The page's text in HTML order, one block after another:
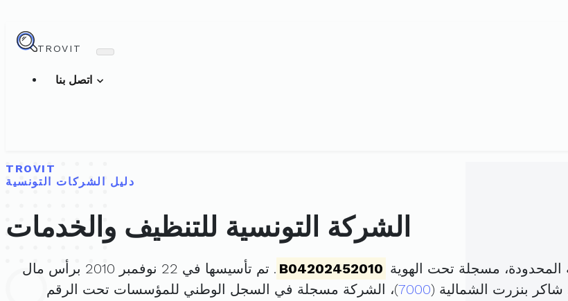
TROVIT
TROVIT
دليل الشركات التونسية
الشركة التونسية للتنظيف والخدمات
مسجلة تحت الهوية B04202452010
. تم تأسيسها في 22 نوفمبر 2010 برأس مال
7000)، الشركة مسجلة في السجل الوطني للمؤسسات تحت الرقم